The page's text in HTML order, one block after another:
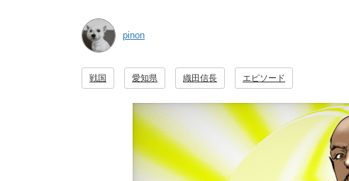
pinon
戦国 愛知県 織田信長 エピソード